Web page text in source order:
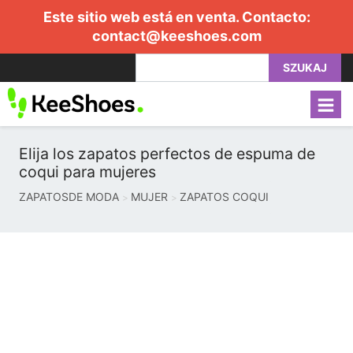
Este sitio web está en venta. Contacto:
contact@keeshoes.com
SZUKAJ
Elija los zapatos perfectos de espuma de
coqui para mujeres
ZAPATOSDE MODA MUJER ZAPATOS COQUI